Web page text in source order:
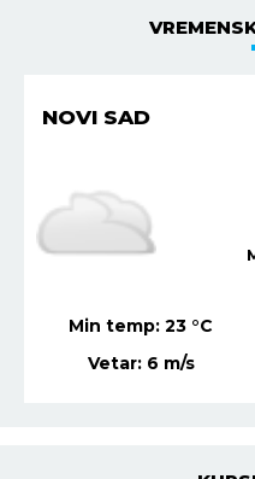
NIŠ
Min temp:21 °C
Vetar: 0 m/s